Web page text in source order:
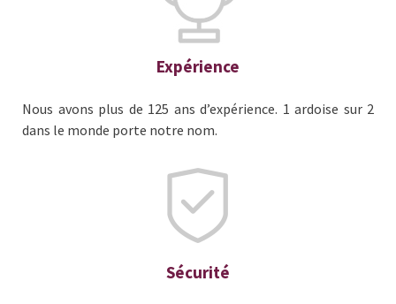
Expérience
Nous avons plus de 125 ans d’expérience. 1 ardoise sur 2
dans le monde porte notre nom.
Sécurité